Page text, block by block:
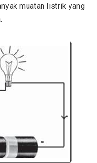
muatan listrik yang